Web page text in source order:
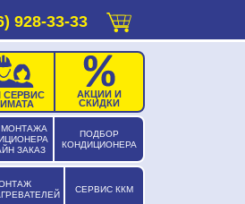
928-33-33
МОНТАЖА
ЗАКАЗ
ПОДБОР
КОНДИЦИОНЕРА
СЕРВИС ККМ
СЕРВИС
АКЦИИ И
СКИДКИ